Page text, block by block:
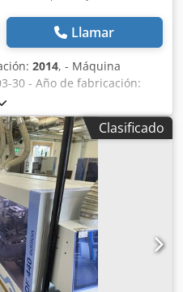
Llamar
2014, - Máquina
30 - Año de fabricación:
Sí - Certificado CE
AA1/017825 - Número de
└ Husillo de fresado 1: -
5 - Tipo de mesa de
de sujeción de
de taladrado incluida:
herramientas [ud.]: 12 -
- Elemento de seguridad:
de seguridad - Bomba
[ud.]: 1 - └ Marca:
0-791 - └ Año de
principal del motor [kW]:
Clasificado